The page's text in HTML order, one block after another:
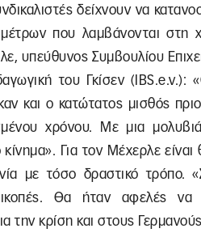
δείχνουν να
που λαμβάνονται στη
υπεύθυνος Συμβουλίου
του Γκίσεν (IBS.e.v.):
και ο κατώτατος μισθός
χρόνου. Με μια
κίνημα». Για τον Μέχερλε
με τόσο δραστικό τρόπο.
Θα ήταν αφελές να
την κρίση και στους